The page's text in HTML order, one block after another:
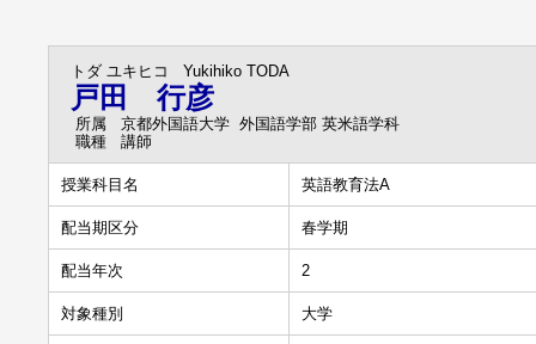
トダ ユキヒコ Yukihiko TODA
戸田 行彦
所属
京都外国語大学 外国語学部 英米語学科
職種
講師
授業科目名 英語教育法A
配当期区分 春学期
配当年次 2
対象種別 大学